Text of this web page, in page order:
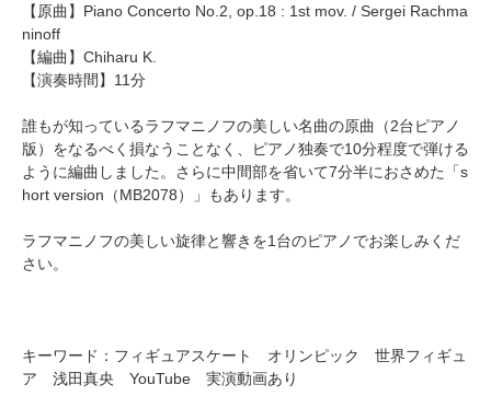
【原曲】Piano Concerto No.2, op.18 : 1st mov. / Sergei Rachma
ninoff
【編曲】 Chiharu K.
【演奏時間】11分
誰もが知っているラフマニノフの美しい名曲の原曲（2台ピアノ
版）をなるべく損なうことなく、ピアノ独奏で10分程度で弾ける
ように編曲しました。さらに中間部を省いて7分半におさめた
「s
hort version（MB2078）」
もあります。
ラフマニノフの美しい旋律と響きを1台のピアノでお楽しみくだ
さい。
キーワード：フィギュアスケート オリンピック 世界フィギュ
ア 浅田真央 YouTube 実演動画あり